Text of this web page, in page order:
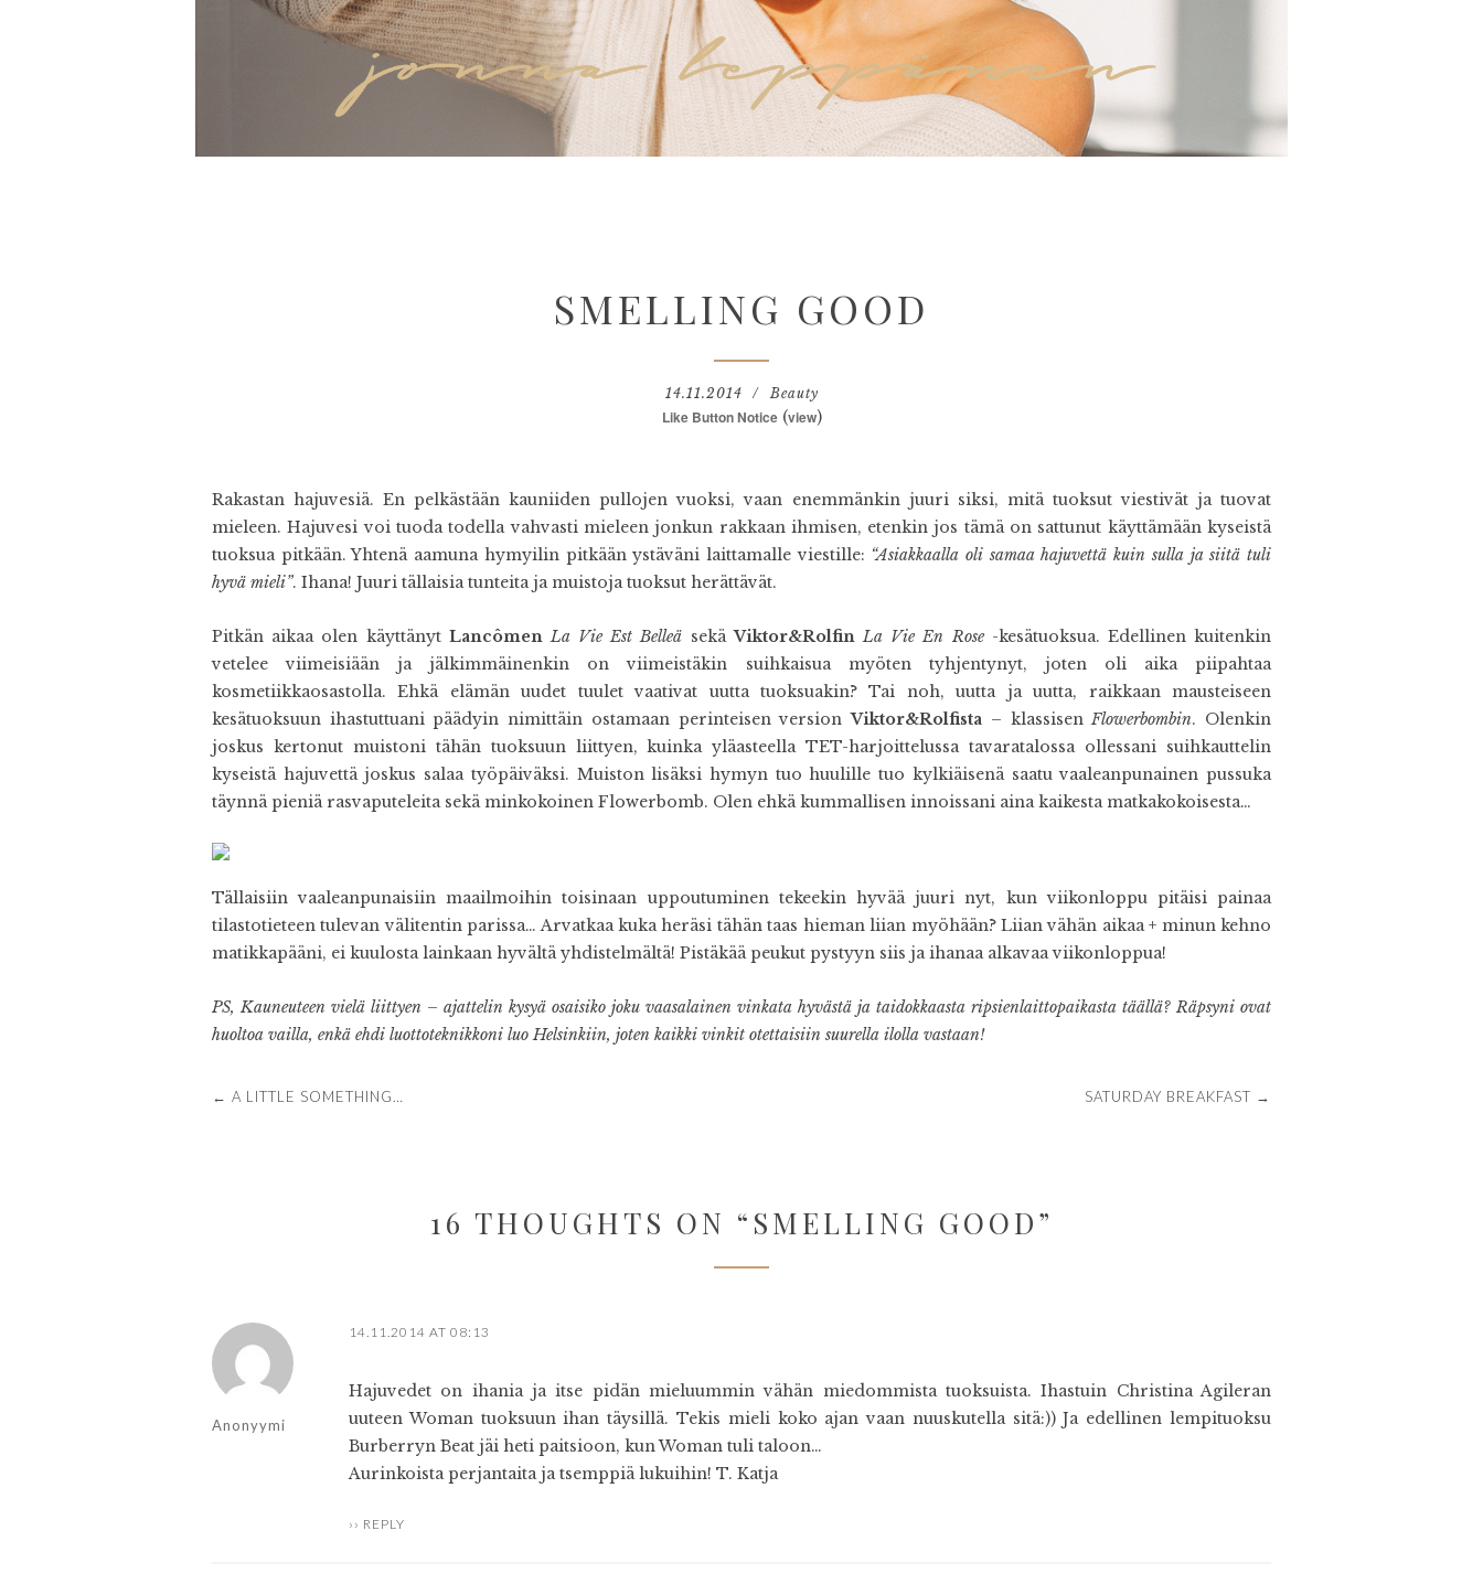
SMELLING GOOD
14.11.2014 Beauty
Like Button Notice(view)
Rakastan hajuvesiä. En pelkästään kauniiden pullojen vuoksi, vaan enemmänkin juuri siksi, mitä tuoksut viestivät ja tuovat
mieleen. Hajuvesi voi tuoda todella vahvasti mieleen jonkun rakkaan ihmisen, etenkin jos tämä on sattunut käyttämään kyseistä
tuoksua pitkään. Yhtenä aamuna hymyilin pitkään ystäväni laittamalle viestille: “Asiakkaalla oli samaa hajuvettä kuin sulla ja siitä tuli
hyvä mieli”. Ihana! Juuri tällaisia tunteita ja muistoja tuoksut herättävät.
Pitkän aikaa olen käyttänyt Lancômen La Vie Est Belleä sekäViktor&Rolfin La Vie En Rose-kesätuoksua. Edellinen kuitenkin
vetelee viimeisiään ja jälkimmäinenkin on viimeistäkin suihkaisua myöten tyhjentynyt, joten oli aika piipahtaa
kosmetiikkaosastolla. Ehkä elämän uudet tuulet vaativat uutta tuoksuakin? Tai noh, uutta ja uutta, raikkaan mausteiseen
kesätuoksuun ihastuttuani päädyin nimittäin ostamaan perinteisen versionViktor&Rolfista – klassisenFlowerbombin. Olenkin
joskus kertonut muistoni tähän tuoksuun liittyen, kuinka yläasteella TET-harjoittelussa tavaratalossa ollessani suihkauttelin
kyseistä hajuvettä joskus salaa työpäiväksi. Muiston lisäksi hymyn tuo huulille tuo kylkiäisenä saatu vaaleanpunainen pussuka
täynnä pieniä rasvaputeleita sekä minkokoinen Flowerbomb. Olen ehkä kummallisen innoissani aina kaikesta matkakokoisesta…
Tällaisiin vaaleanpunaisiin maailmoihin toisinaan uppoutuminen tekeekin hyvää juuri nyt, kun viikonloppu pitäisi painaa
tilastotieteen tulevan välitentin parissa… Arvatkaa kuka heräsi tähän taas hieman liian myöhään? Liian vähän aikaa + minun kehno
matikkapääni, ei kuulosta lainkaan hyvältä yhdistelmältä! Pistäkää peukut pystyyn siis ja ihanaa alkavaa viikonloppua!
PS, Kauneuteen vielä liittyen – ajattelin kysyä osaisiko joku vaasalainen vinkata hyvästä ja taidokkaasta ripsienlaittopaikasta täällä? Räpsyni ovat
huoltoa vailla, enkä ehdi luottoteknikkoni luo Helsinkiin, joten kaikki vinkit otettaisiin suurella ilolla vastaan!
POST
← A LITTLE SOMETHING… SATURDAY BREAKFAST →
16 THOUGHTS ON “ SMELLING GOOD”
Anonyymi
14.11.2014 AT 08:13
Hajuvedet on ihania ja itse pidän mieluummin vähän miedommista tuoksuista. Ihastuin Christina Agileran
uuteen Woman tuoksuun ihan täysillä. Tekis mieli koko ajan vaan nuuskutella sitä:)) Ja edellinen lempituoksu
Burberryn Beat jäi heti paitsioon, kun Woman tuli taloon…
Aurinkoista perjantaita ja tsemppiä lukuihin! T. Katja
REPLY